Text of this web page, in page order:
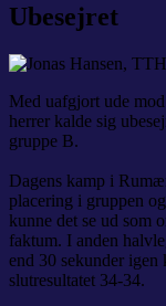
Ubesejret
Med uafgjort ude
herrer kalde sig
gruppe B.
Dagens kamp i
placering i gruppen
kunne det se ud som
faktum. I anden
end 30 sekunder
slutresultatet 34-34.